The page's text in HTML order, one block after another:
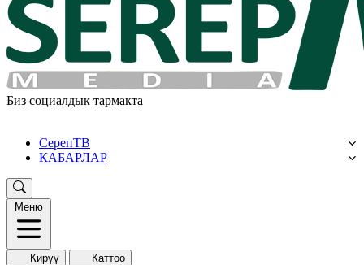
Биз социалдык тармакта
СерепТВ
КАБАРЛАР
Меню
Кирүү Каттоо